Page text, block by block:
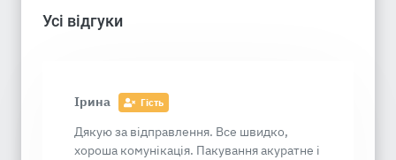
Усі відгуки
Ірина Гість
Дякую за відправлення. Все швидко,
хороша комунікація. Пакування акуратне і